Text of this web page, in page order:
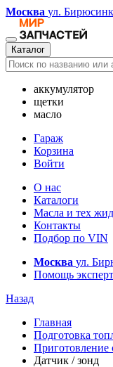
Москва ул.
Каталог
аккумулятор
щетки
масло
Гараж
Корзина
Войти
О нас
Каталоги
Масла и тех
Контакты
Подбор по VIN
Москва ул.
Помощь
Назад
Главная
Подготовка
Приготовление
Датчик / зонд